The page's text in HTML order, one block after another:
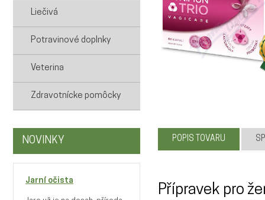
Liečivá
Potravinové doplnky
Veterina
Zdravotnícke pomôcky
NOVINKY
Jarní očista
POPIS TOVARU
Přípravek pro